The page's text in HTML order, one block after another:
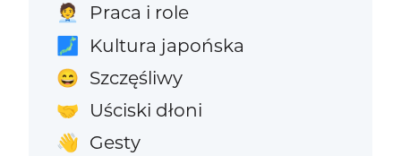
🧑‍💼 Praca i role
🗾 Kultura japońska
😄 Szczęśliwy
🤝 Uściski dłoni
👋 Gesty